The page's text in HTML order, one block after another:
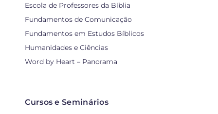
Escola de Professores da Bíblia
Fundamentos de Comunicação
Fundamentos em Estudos Bíblicos
Humanidades e Ciências
Word by Heart – Panorama
Cursos e Seminários